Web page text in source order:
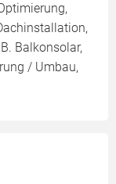
Balkonsolar,
/ Umbau,